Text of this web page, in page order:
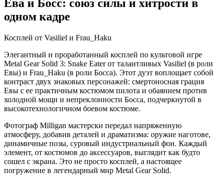
Ева и Босс: союз силы и хитрости в
одном кадре
Косплей от Vasiliel и Frau_Haku
Элегантный и проработанный косплей по культовой игре
Metal Gear Solid 3: Snake Eater от талантливых Vasiliel (в роли
Евы) и Frau_Haku (в роли Босса). Этот дуэт воплощает собой
контраст двух знаковых персонажей: смертоносная грация
Евы с ее практичным костюмом пилота и обаянием против
холодной мощи и непреклонности Босса, подчеркнутой в
высокотехнологичном боевом костюме.
Фотограф Milligan мастерски передал напряженную
атмосферу, добавив деталей и драматизма: оружие наготове,
динамичные позы, суровый индустриальный фон. Каждый
элемент, от костюмов до аксессуаров, выглядит как будто
сошел с экрана. Это не просто косплей, а настоящее
погружение в легендарный мир Metal Gear Solid.